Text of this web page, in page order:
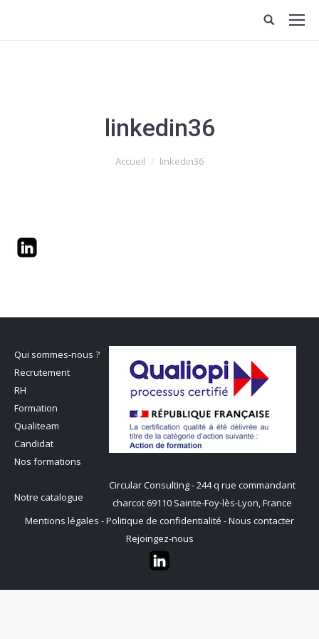
linkedin36
Accueil linkedin36
Qui sommes-nous ?
Recrutement
RH
Formation
Qualiteam
Candidat
Nos formations
Notre catalogue
Circular Consulting - 244 q rue commandant
charcot 69110 Sainte-Foy-lès-Lyon, France
Mentions légales -Politique de confidentialité -Nous contacter
Rejoingez-nous